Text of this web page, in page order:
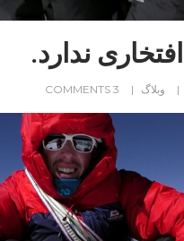
ندارد.
وبلاگ 3 COMMENTS